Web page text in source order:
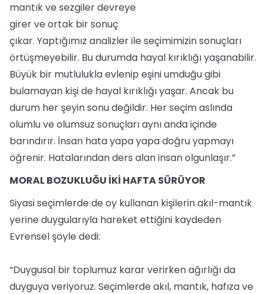
mantık ve sezgiler devreye
girer ve ortak bir sonuç
çıkar. Yaptığımız analizler ile seçimimizin sonuçları
örtüşmeyebilir. Bu durumda hayal kırıklığı yaşanabilir.
Büyük bir mutlulukla evlenip eşini umduğu gibi
bulamayan kişi de hayal kırıklığı yaşar. Ancak bu
durum her şeyin sonu değildir. Her seçim aslında
olumlu ve olumsuz sonuçları aynı anda içinde
barındırır. İnsan hata yapa yapa doğru yapmayı
öğrenir. Hatalarından ders alan insan olgunlaşır.”
MORAL BOZUKLUĞU İKİ HAFTA SÜRÜYOR
Siyasi seçimlerde de oy kullanan kişilerin akıl-mantık
yerine duygularıyla hareket ettiğini kaydeden
Evrensel şöyle dedi:
“Duygusal bir toplumuz karar verirken ağırlığı da
duyguya veriyoruz. Seçimlerde akıl, mantık, hafıza ve